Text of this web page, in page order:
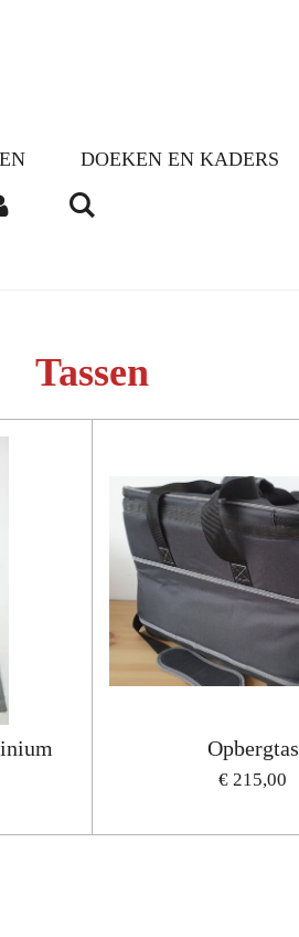
DOEKEN EN KADERS
Tassen
Opbergtas
€ 215,00